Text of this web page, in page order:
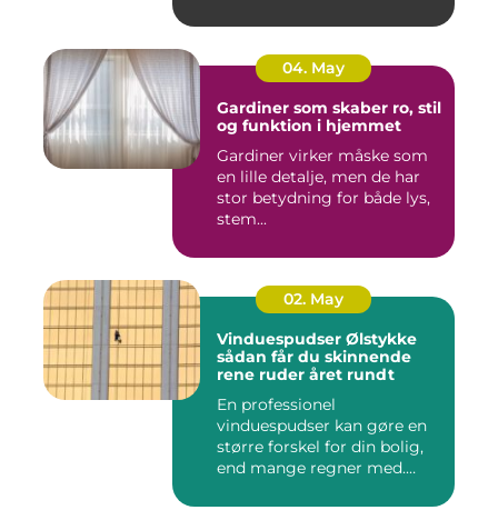
04. May
Gardiner som skaber ro, stil
og funktion i hjemmet
Gardiner virker måske som
en lille detalje, men de har
stor betydning for både lys,
stem...
02. May
Vinduespudser Ølstykke
sådan får du skinnende
rene ruder året rundt
En professionel
vinduespudser kan gøre en
større forskel for din bolig,
end mange regner med.